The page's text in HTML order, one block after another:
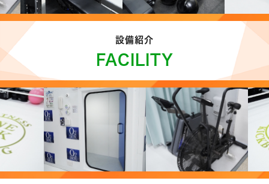
設備紹介
FACILITY